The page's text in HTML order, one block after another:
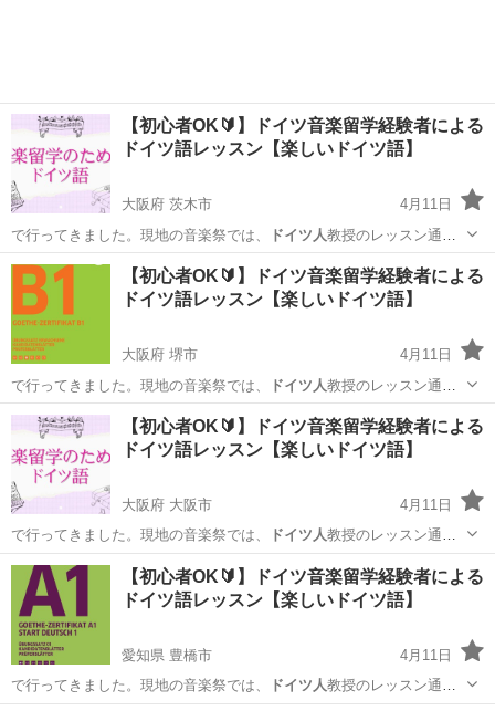
【初心者OK🔰】ドイツ音楽留学経験者による
ドイツ語レッスン【楽しいドイツ語】
大阪府 茨木市
4月11日
で行ってきました。現地の音楽祭では、
ドイツ人教授のレッスン通訳
（独→日）を担当し…
大阪 茨木市 その他 ドイツ語
【初心者OK🔰】ドイツ音楽留学経験者による
ドイツ語レッスン【楽しいドイツ語】
大阪府 堺市
4月11日
で行ってきました。現地の音楽祭では、
ドイツ人教授のレッスン通訳
（独→日）を担当し…
大阪 堺市 その他語学
【初心者OK🔰】ドイツ音楽留学経験者による
ドイツ語レッスン【楽しいドイツ語】
大阪府 大阪市
4月11日
で行ってきました。現地の音楽祭では、
ドイツ人教授のレッスン通訳
（独→日）を担当し…
大阪 大阪市 その他 ドイツ語
【初心者OK🔰】ドイツ音楽留学経験者による
ドイツ語レッスン【楽しいドイツ語】
愛知県 豊橋市
4月11日
で行ってきました。現地の音楽祭では、
ドイツ人教授のレッスン通訳
（独→日）を担当し…